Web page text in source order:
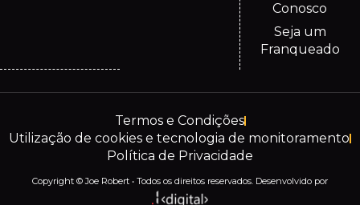
Conosco
Seja um
Franqueado
Termos e Condições
Utilização de cookies e tecnologia de monitoramento
Política de Privacidade
Copyright © Joe Robert • Todos os direitos reservados. Desenvolvido por